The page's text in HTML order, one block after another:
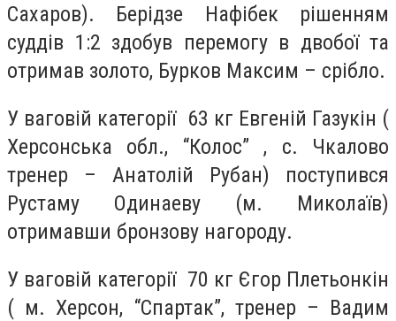
Сахаров). Берідзе Нафібек рішенням
суддів 1:2 здобув перемогу в двобої та
отримав золото, Бурков Максим – срібло.
У ваговій категорії 63 кг Евгеній Газукін (
Херсонська обл., “Колос” , с. Чкалово
тренер – Анатолій Рубан) поступився
Рустаму Одинаеву (м. Миколаїв)
отримавши бронзову нагороду.
У ваговій категорії 70 кг Єгор Плетьонкін
( м. Херсон, “Спартак”, тренер – Вадим